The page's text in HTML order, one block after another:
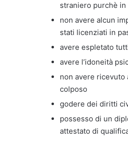
straniero purchè
non avere alcun
stati licenziati in
avere espletato
avere l’idoneità
non avere ricevuto
colposo
godere dei diritti
possesso di un
attestato di